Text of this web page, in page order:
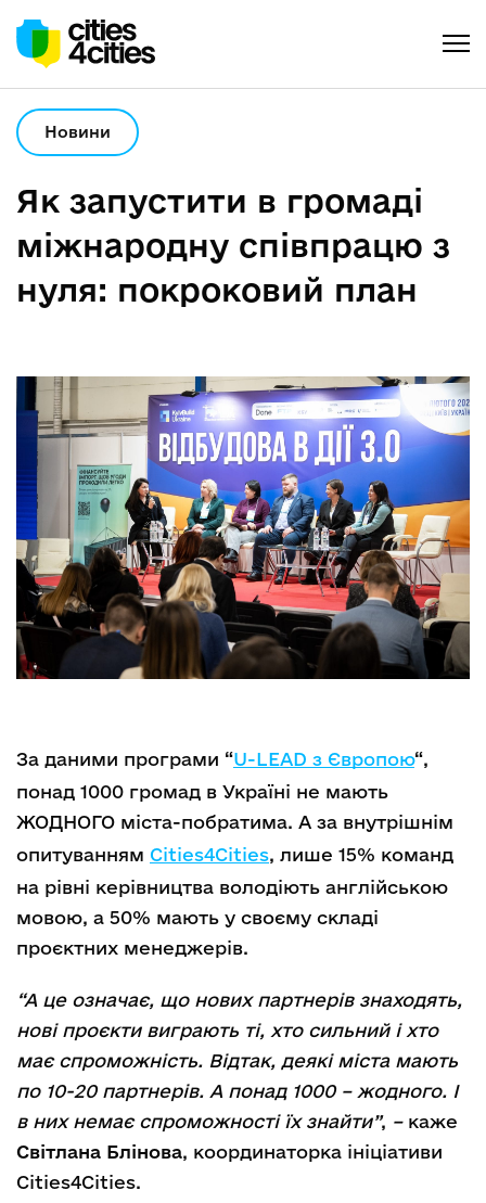
Новини
Як запустити в громаді
міжнародну співпрацю з
нуля: покроковий план
За даними програми “U-LEAD з Європою“,
понад 1000 громад в Україні не мають
ЖОДНОГО міста-побратима. А за внутрішнім
опитуванням Cities4Cities, лише 15% команд
на рівні керівництва володіють англійською
мовою, а 50% мають у своєму складі
проєктних менеджерів.
“А це означає, що нових партнерів знаходять,
нові проєкти виграють ті, хто сильний і хто
має спроможність. Відтак, деякі міста мають
по 10-20 партнерів. А понад 1000 – жодного. І
в них немає спроможності їх знайти”, –каже
Світлана Блінова, координаторка ініціативи
Cities4Cities.